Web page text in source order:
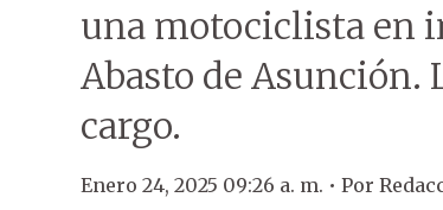
una motociclista en
Abasto de Asunción.
cargo.
Enero 24, 2025 09:26 a. m. • Por